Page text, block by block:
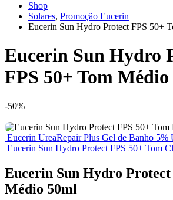
Shop
Solares, Promoção Eucerin
Eucerin Sun Hydro Protect FPS 50+
Eucerin Sun Hydro
FPS 50+ Tom
-50%
Eucerin UreaRepair Plus Gel de Banho 5%
Eucerin Sun Hydro Protect FPS 50+ Tom
Eucerin Sun Hydro Protect
Médio 50ml